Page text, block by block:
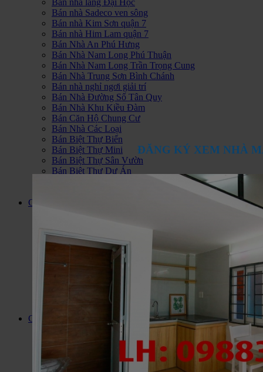
Bán nhà làng Đại Học
Bán nhà Sadeco ven sông
Bán nhà Kim Sơn quận 7
Bán nhà Him Lam quận 7
Bán Nhà An Phú Hưng
Bán Nhà Nam Long Phú Thuận
Bán Nhà Nam Long Trần Trọng Cung
Bán Nhà Trung Sơn Bình Chánh
Bán nhà nghỉ ngơi giải trí
Bán Nhà Đường Số Tân Quy
Bán Nhà Khu Kiều Đàm
Bán Căn Hộ Chung Cư
Bán Nhà Các Loại
Bán Biệt Thự Biển
Bán Biệt Thự Mini
Bán Biệt Thự Sân Vườn
Bán Biệt Thự Dự Án
Cho thuê
Cho Thuê Căn Hộ Chung Cư
Cho Thuê Nhà Biệt Thự
Cho Thuê Văn Phòng
Cho Thuê Nhà Trọ Phòng Trọ
Cho Thuê Cửa Hàng - I Ốt
Cho Thuê Đất, Kho, Nhà Xưởng
Cho Thuê Nhà Làm Khách Sạn
Cho Thuê Căn Hộ Dịch Vụ
Căn Hộ Quận 7
Cho Thuê Căn Hộ Q7
Bán căn hộ Quận 7
Căn Hộ Hoàng Anh Thanh Bình
Căn Hộ Sunrise City
ĐĂNG KÝ XEM NHÀ